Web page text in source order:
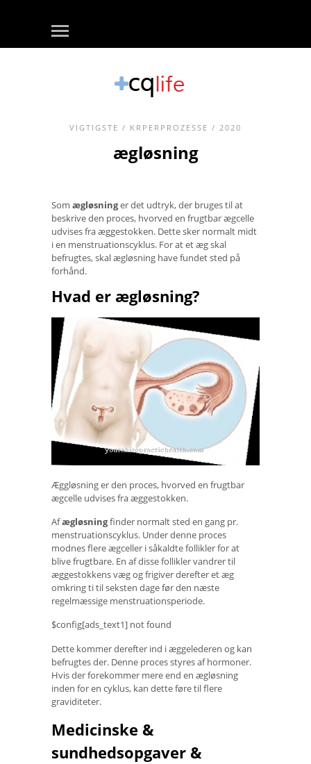
VIGTIGSTE / KRPERPROZESSE / 2020
ægløsning
Som ægløsninger det udtryk, der bruges til at
beskrive den proces, hvorved en frugtbar ægcelle
udvises fra æggestokken. Dette sker normalt midt
i en menstruationscyklus. For at et æg skal
befrugtes, skal ægløsning have fundet sted på
forhånd.
Hvad er ægløsning?
Æggløsning er den proces, hvorved en frugtbar
ægcelle udvises fra æggestokken.
Afægløsningfinder normalt sted en gang pr.
menstruationscyklus. Under denne proces
modnes flere ægceller i såkaldte follikler for at
blive frugtbare. En af disse follikler vandrer til
æggestokkens væg og frigiver derefter et æg
omkring ti til seksten dage før den næste
regelmæssige menstruationsperiode.
$config[ads_text1] not found
Dette kommer derefter ind i æggelederen og kan
befrugtes der. Denne proces styres af hormoner.
Hvis der forekommer mere end en ægløsning
inden for en cyklus, kan dette føre til flere
graviditeter.
Medicinske &
sundhedsopgaver &